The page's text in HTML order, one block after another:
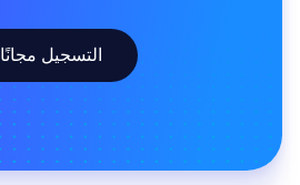
التسجيل مجانًا